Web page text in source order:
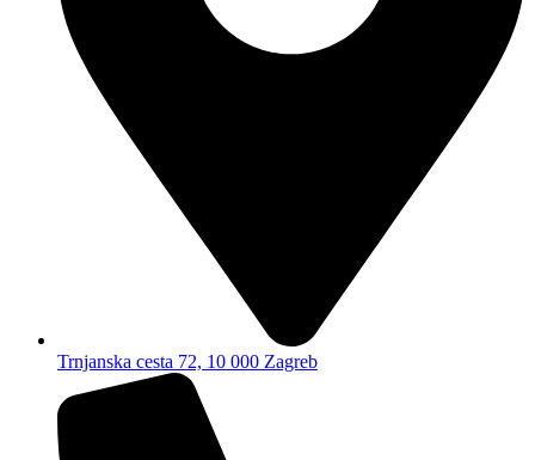
Trnjanska cesta 72, 10 000 Zagreb